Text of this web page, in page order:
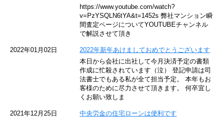
東京メトロ東西線
京王井の頭線
JR湘南新宿ライン
京王京王線
https://www.youtube.com/watch?
v=PzYSQLN6tYA&t=1452s 弊社マンション瞬
間査定ページについてYOUTUBEチャンネル
で解説させて頂き
2022年01月02日
2022年新年あけましておめでとうございます
本日から会社に出社して今月決済予定の書類
作成に忙殺されています（泣） 登記申請は司
法書士でもある私が全て担当予定。 本年もお
客様のために尽力させて頂きます。 何卒宜し
くお願い致しま
2021年12月25日
中央労金の住宅ローンは便利です